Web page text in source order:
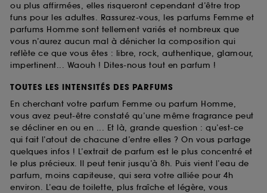
ou plus affirmées, elles risqueront cependant d’être trop
funs pour les adultes. Rassurez-vous, les parfums Femme et
parfums Homme sont tellement variés et nombreux que
vous n’aurez aucun mal à dénicher la composition qui
reflète ce que vous êtes : libre, rock, authentique, glamour,
impertinent... Waouh ! Dites-nous tout en parfum !
TOUTES LES INTENSITÉS DES PARFUMS
En cherchant votre parfum Femme ou parfum Homme,
vous avez peut-être constaté qu’une même fragrance peut
se décliner en ou en ... Et là, grande question : qu’est-ce
qui fait l’atout de chacune d’entre elles ? On vous partage
quelques infos ! L’extrait de parfum est le plus concentré et
le plus précieux. Il peut tenir jusqu’à 8h. Puis vient l’eau de
parfum, moins capiteuse, qui sera votre alliée pour 4h
environ. L’eau de toilette, plus fraîche et légère, vous